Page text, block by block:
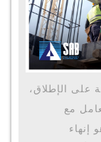
على الإطلاق،
مع
إنهاء